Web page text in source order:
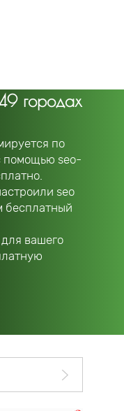
городах
по
помощью seo-
seo
бесплатный
вашего